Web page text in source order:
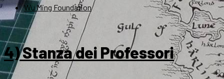
Wu Ming Foundation
4) Stanza dei Professori